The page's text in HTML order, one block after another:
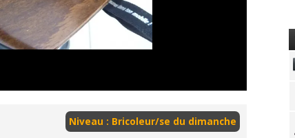
Niveau : Bricoleur/se du dimanche